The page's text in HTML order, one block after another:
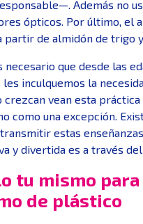
Además no
ópticos. Por último, el
partir de almidón de trigo
necesario que desde las
inculquemos la
crezcan vean esta
como una excepción.
estas
y divertida es a través del
tu mismo
de plástico